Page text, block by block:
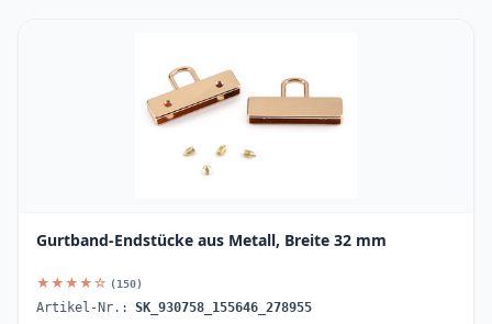
Gurtband-Endstücke aus Metall, Breite 32 mm
★★★★☆ (150)
Artikel-Nr.: SK_930758_155646_278955